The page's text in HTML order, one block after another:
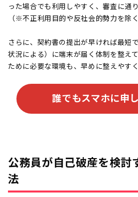
った場合でも利用しやすく、審査に通
（※不正利用目的や反社会的勢力を除く
さらに、契約書の提出が早ければ最短
状況による）に端末が届く体制を整え
ために必要な環境も、早めに整えやすく
誰でもスマホに申
公務員が自己破産を検討
法